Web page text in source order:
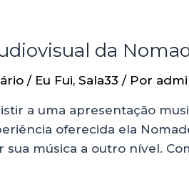
da
/ Eu Fui, Sala33 / Por
a uma apresentação
oferecida ela
sua música a outro nível.